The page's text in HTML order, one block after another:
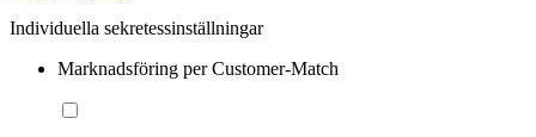
Individuella sekretessinställningar
Marknadsföring per Customer-Match